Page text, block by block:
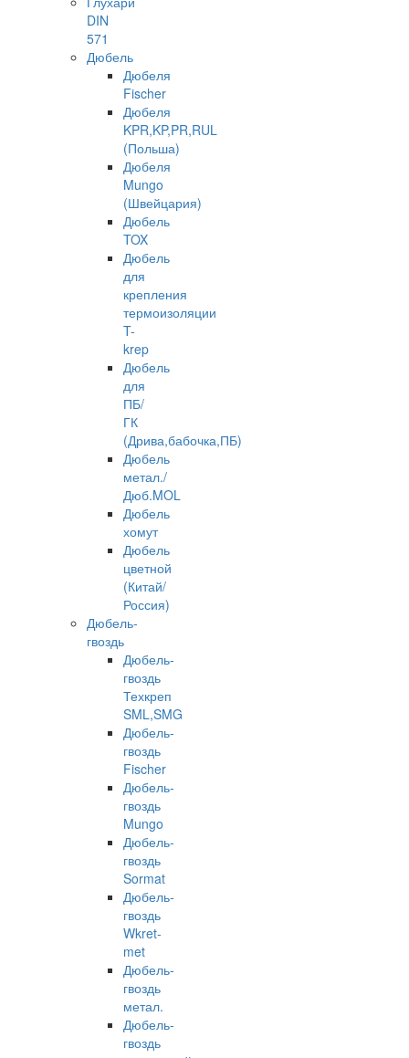
DIN
571
Дюбель
Дюбеля
Fischer
Дюбеля
KPR,KP,PR,RUL
(Польша)
Дюбеля
Mungo
(Швейцария)
Дюбель
TOX
Дюбель
для
крепления
термоизоляции
T-
krep
Дюбель
для
ПБ/
ГК
(Дрива,бабочка,ПБ)
Дюбель
метал./
Дюб.MOL
Дюбель
хомут
Дюбель
цветной
(Китай/
Россия)
Дюбель-
гвоздь
Дюбель-
гвоздь
Техкреп
SML,SMG
Дюбель-
гвоздь
Fischer
Дюбель-
гвоздь
Mungo
Дюбель-
гвоздь
Sormat
Дюбель-
гвоздь
Wkret-
met
Дюбель-
гвоздь
метал.
Дюбель-
гвоздь